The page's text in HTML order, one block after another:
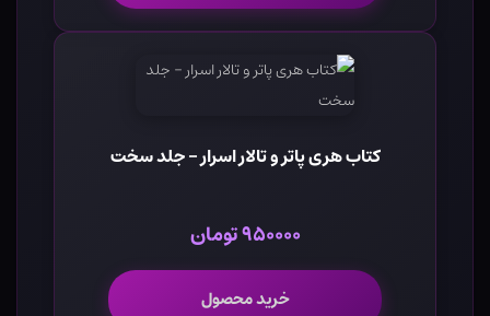
کتاب هری پاتر و تالار اسرار - جلد سخت
۹۵۰۰۰۰ تومان
خرید محصول